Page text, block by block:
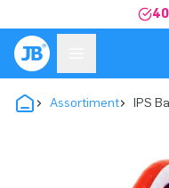
Assortiment IPS